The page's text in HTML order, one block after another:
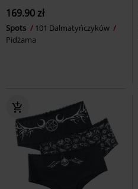
169.90 zł
Spots
101 Dalmatyńczyków
Pidżama